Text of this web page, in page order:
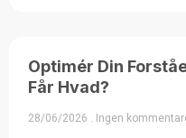
Optimér Din
Får Hvad?
28/06/2026 Ingen